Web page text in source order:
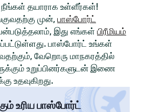
நீங்கள் தயாராக உள்ளீர்கள்!
முன், பாஸ்போர்ட்
இது எங்கள் பிரீமியம்
பாஸ்போர்ட் உங்கள்
வேறொரு மாநகரத்தில்
உறுப்பினர்களுடன் இணை
உதவுகிறது.
உரிய பாஸ்போர்ட்